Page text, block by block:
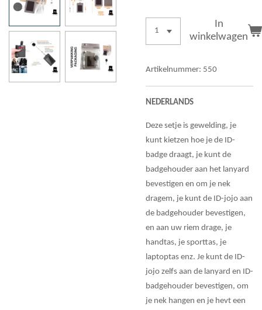
In
winkelwagen
Artikelnummer: 550
NEDERLANDS
Deze setje is gewelding, je
kunt kietzen hoe je de ID-
badge draagt, je kunt de
badgehouder aan het lanyard
bevestigen en om je nek
dragem, je kunt de ID-jojo aan
de badgehouder bevestigen,
en aan uw riem drage, je
handtas, je sporttas, je
laptoptas enz. Je kunt de ID-
jojo zelfs aan de lanyard en ID-
badgehouder bevestigen, om
je nek hangen en je hevt een